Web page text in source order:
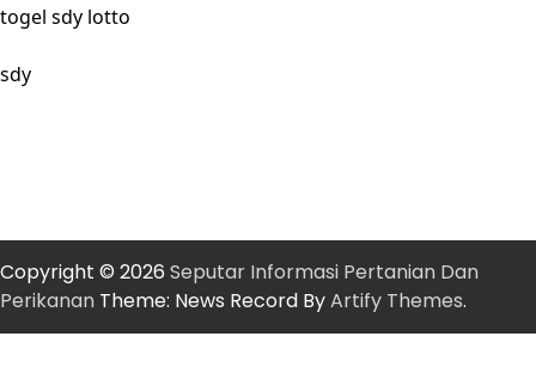
togel sdy lotto
sdy
Copyright © 2026 Seputar Informasi Pertanian Dan
Perikanan Theme: News Record ByArtify Themes.